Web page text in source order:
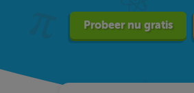
Probeer nu gratis